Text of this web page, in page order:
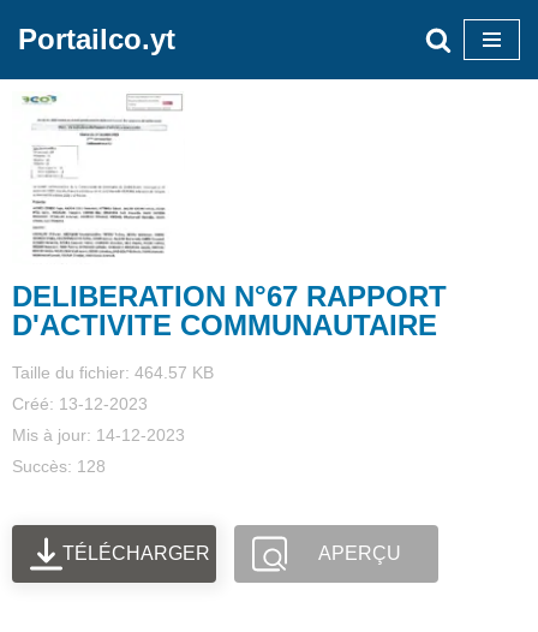
au
contenu
Portailco.yt
DELIBERATION N°67 RAPPORT
D'ACTIVITE COMMUNAUTAIRE
Taille du fichier: 464.57 KB
Créé: 13-12-2023
Mis à jour: 14-12-2023
Succès: 128
TÉLÉCHARGER APERÇU